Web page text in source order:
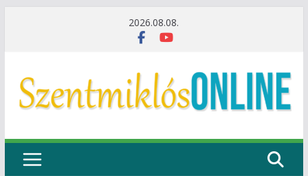
2026.08.08.